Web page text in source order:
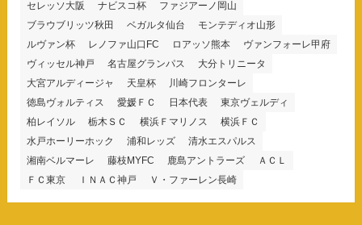
セレッソ大阪
ナビスコ杯
ファジアーノ岡山
ブラウブリッツ秋田
ベガルタ仙台
モンテディオ山形
ルヴァン杯
レノファ山口FC ロアッソ熊本
ヴァンフォーレ甲府
ヴィッセル神戸
名古屋グランパス
大分トリニータ
大宮アルディージャ
天皇杯
川崎フロンターレ
徳島ヴォルティス
愛媛ＦＣ 日本代表
東京ヴェルディ
柏レイソル
栃木ＳＣ 横浜Ｆマリノス
横浜ＦＣ
水戸ホーリーホック
浦和レッズ
清水エスパルス
湘南ベルマーレ
藤枝MYFC 鹿島アントラーズ
ＡＣＬ
ＦＣ東京
ＩＮＡＣ神戸 Ｖ・ファーレン長崎